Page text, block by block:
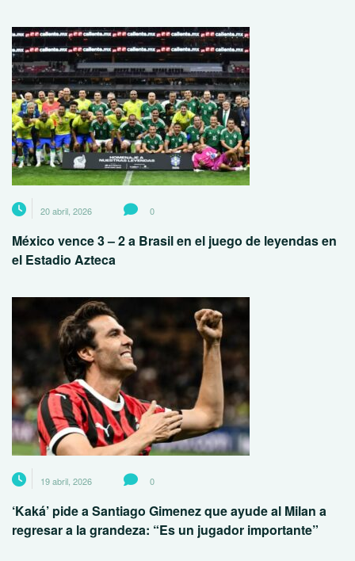
20 abril, 2026 0
México vence 3 – 2 a Brasil en el juego de leyendas en
el Estadio Azteca
19 abril, 2026 0
‘Kaká’ pide a Santiago Gimenez que ayude al Milan a
regresar a la grandeza: “Es un jugador importante”